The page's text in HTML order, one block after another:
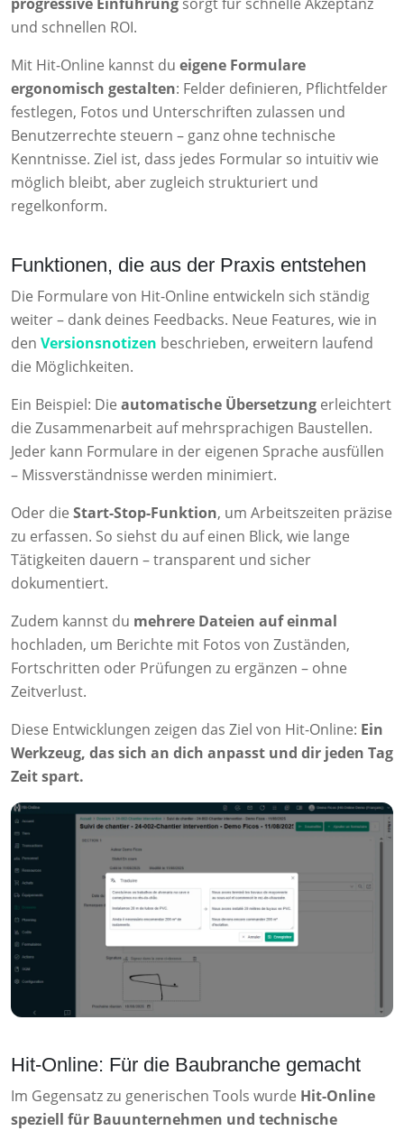
und schnellen ROI.
Mit Hit-Online kannst du eigene Formulare
ergonomisch gestalten: Felder definieren, Pflichtfelder
festlegen, Fotos und Unterschriften zulassen und
Benutzerrechte steuern – ganz ohne technische
Kenntnisse. Ziel ist, dass jedes Formular so intuitiv wie
möglich bleibt, aber zugleich strukturiert und
regelkonform.
Funktionen, die aus der Praxis entstehen
Die Formulare von Hit-Online entwickeln sich ständig
weiter – dank deines Feedbacks. Neue Features, wie in
den Versionsnotizen beschrieben, erweitern laufend
die Möglichkeiten.
Ein Beispiel: Die automatische Übersetzung erleichtert
die Zusammenarbeit auf mehrsprachigen Baustellen.
Jeder kann Formulare in der eigenen Sprache ausfüllen
– Missverständnisse werden minimiert.
Oder die Start-Stop-Funktion, um Arbeitszeiten präzise
zu erfassen. So siehst du auf einen Blick, wie lange
Tätigkeiten dauern – transparent und sicher
dokumentiert.
Zudem kannst du mehrere Dateien auf einmal
hochladen, um Berichte mit Fotos von Zuständen,
Fortschritten oder Prüfungen zu ergänzen – ohne
Zeitverlust.
Diese Entwicklungen zeigen das Ziel von Hit-Online: Ein
Werkzeug, das sich an dich anpasst und dir jeden Tag
Zeit spart.
Hit-Online: Für die Baubranche gemacht
Im Gegensatz zu generischen Tools wurde Hit-Online
speziell für Bauunternehmen und technische